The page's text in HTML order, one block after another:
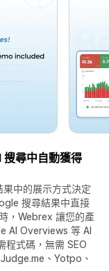
尋中自動獲得
中的展示方式決定
搜尋結果中直接
，Webrex 讓您的產
AI Overviews 等 AI
程式碼，無需 SEO
、Yotpo、